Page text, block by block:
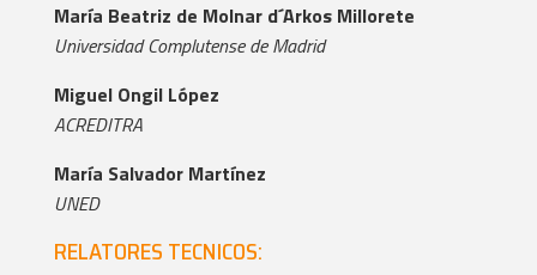
María Beatriz de Molnar d´Arkos Millorete
Universidad Complutense de Madrid
Miguel Ongil López
ACREDITRA
María Salvador Martínez
UNED
RELATORES TECNICOS: